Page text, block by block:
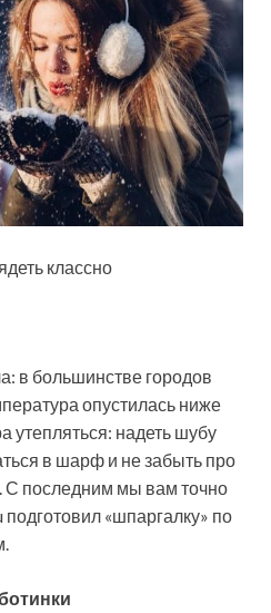
классно
в большинстве городов
опустилась ниже
утепляться: надеть шубу
в шарф и не забыть про
С последним мы вам точно
«шпаргалку» по